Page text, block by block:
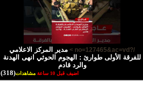
/?no=127465&ac=vd >
مدير المركز الاعلامي
للفرقة الأولى طوارئ : الهجوم الحوثي انهى الهدنة
والرد قادم
اضيف قبل 10 ساعة مشاهدات(318)